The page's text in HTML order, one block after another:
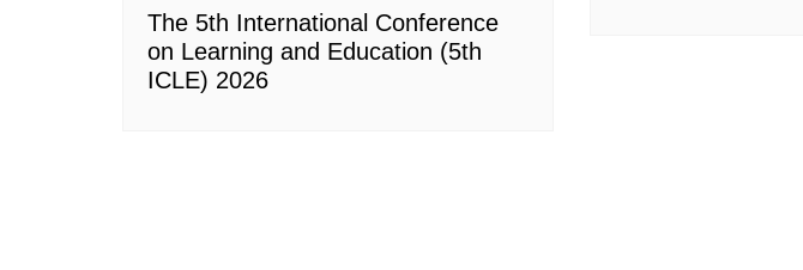
The 5th International Conference
on Learning and Education (5th
ICLE) 2026